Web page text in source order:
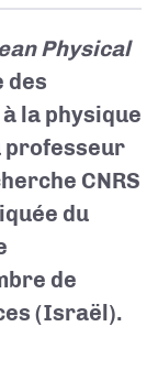
Physical
des
la physique
professeur
CNRS
du
de
(Israël).